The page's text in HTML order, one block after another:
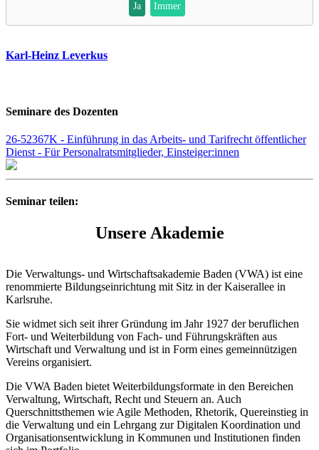
Ja Immer
Karl-Heinz Leverkus
Seminare des Dozenten
26-52367K - Einführung in das Arbeits- und Tarifrecht öffentlicher
Dienst - Für Personalratsmitglieder, Einsteiger:innen
Seminar teilen:
Unsere Akademie
Die Verwaltungs- und Wirtschaftsakademie Baden (VWA) ist eine
renommierte Bildungseinrichtung mit Sitz in der Kaiserallee in
Karlsruhe.
Sie widmet sich seit ihrer Gründung im Jahr 1927 der beruflichen
Fort- und Weiterbildung von Fach- und Führungskräften aus
Wirtschaft und Verwaltung und ist in Form eines gemeinnützigen
Vereins organisiert.
Die VWA Baden bietet Weiterbildungsformate in den Bereichen
Verwaltung, Wirtschaft, Recht und Steuern an. Auch
Querschnittsthemen wie Agile Methoden, Rhetorik, Quereinstieg in
die Verwaltung und ein Lehrgang zur Digitalen Koordination und
Organisationsentwicklung in Kommunen und Institutionen finden